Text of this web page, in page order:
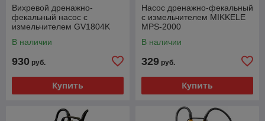
Вихревой дренажно-
фекальный насос с
измельчителем GV1804K
В наличии
930 руб.
Купить
Насос дренажно-фекальный
с измельчителем MIKKELE
MPS-2000
В наличии
329 руб.
Купить